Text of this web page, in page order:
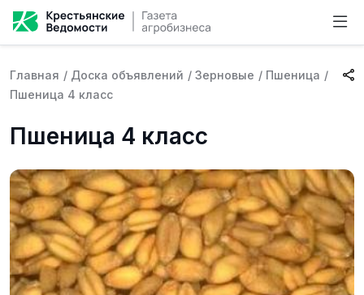
Главная / Доска объявлений / Зерновые / Пшеница /
Пшеница 4 класс
Пшеница 4 класс